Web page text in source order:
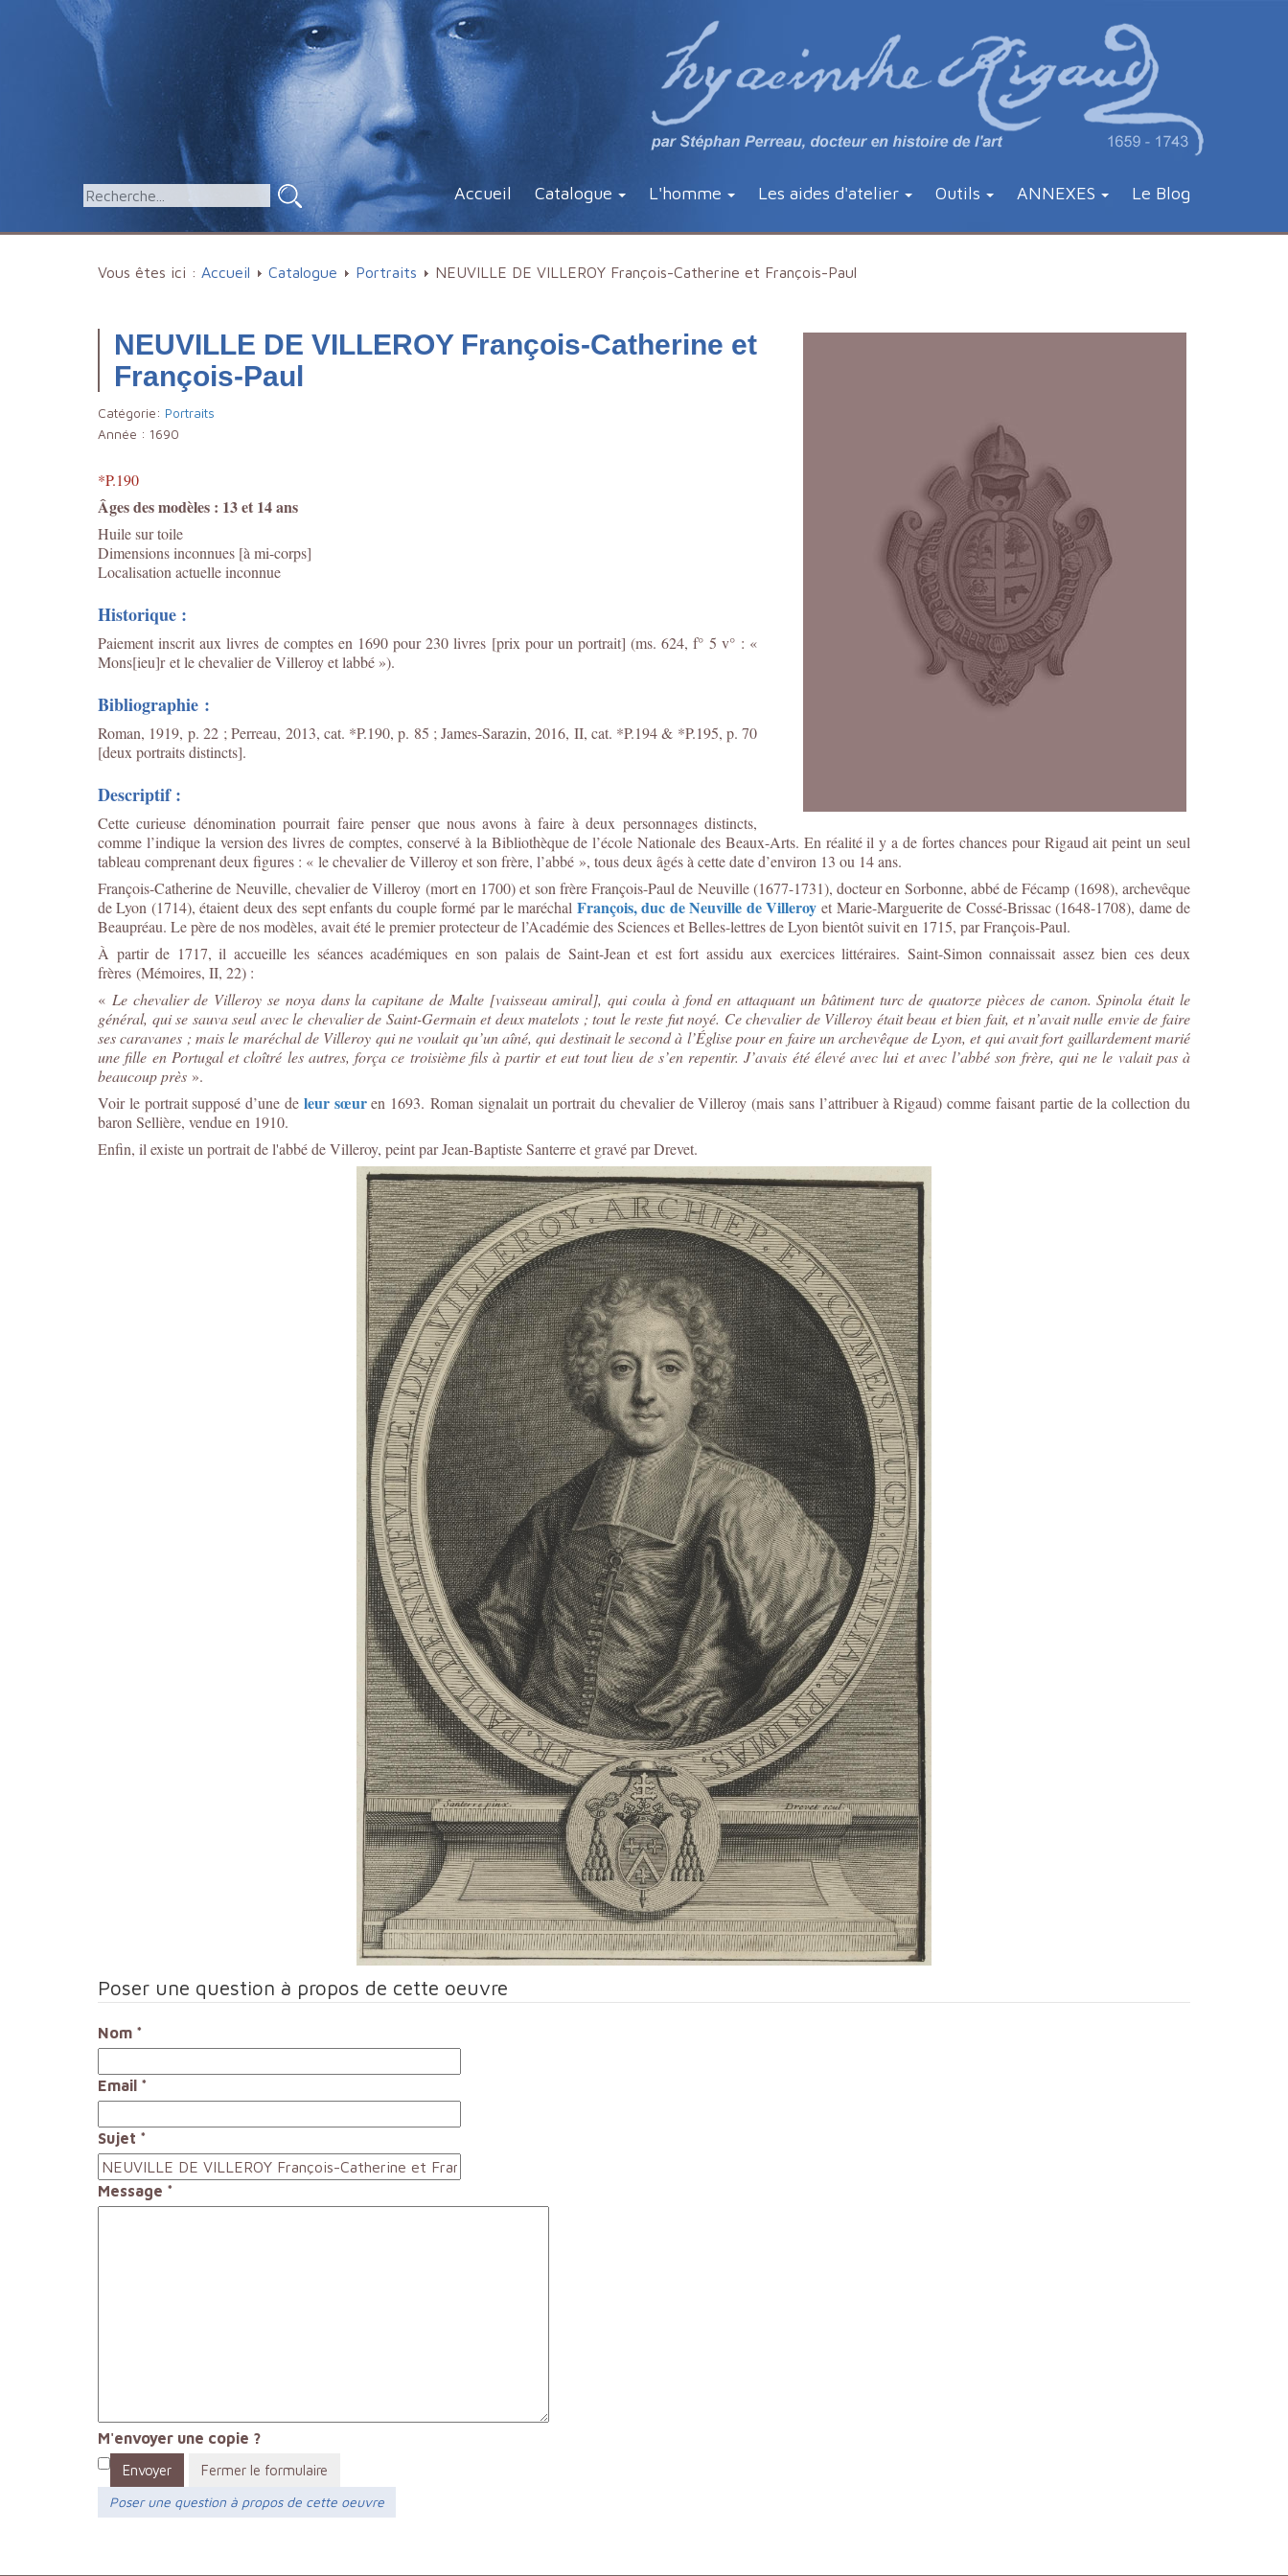
Accueil Catalogue L'homme Les aides d'atelier Outils ANNEXES Le Blog
Vous êtes ici : Accueil Catalogue Portraits NEUVILLE DE VILLEROY François-Catherine et François-Paul
NEUVILLE DE VILLEROY François-Catherine et
François-Paul
Catégorie: Portraits
Année : 1690
*P.190
Âges des modèles : 13 et 14 ans
Huile sur toile
Dimensions inconnues [à mi-corps]
Localisation actuelle inconnue
Historique :
Paiement inscrit aux livres de comptes en 1690 pour 230 livres [prix pour un portrait] (ms. 624, f° 5 v° : «
Mons[ieu]r et le chevalier de Villeroy et labbé »).
Bibliographie :
Roman, 1919, p. 22 ; Perreau, 2013, cat. *P.190, p. 85 ; James-Sarazin, 2016, II, cat. *P.194 & *P.195, p. 70
[deux portraits distincts].
Descriptif :
Cette curieuse dénomination pourrait faire penser que nous avons à faire à deux personnages distincts,
comme l’indique la version des livres de comptes, conservé à la Bibliothèque de l’école Nationale des Beaux-Arts. En réalité il y a de fortes chances pour Rigaud ait peint un seul
tableau comprenant deux figures : « le chevalier de Villeroy et son frère, l’abbé », tous deux âgés à cette date d’environ 13 ou 14 ans.
François-Catherine de Neuville, chevalier de Villeroy (mort en 1700) et son frère François-Paul de Neuville (1677-1731), docteur en Sorbonne, abbé de Fécamp (1698), archevêque
de Lyon (1714), étaient deux des sept enfants du couple formé par le maréchal François, duc de Neuville de Villeroy et Marie-Marguerite de Cossé-Brissac (1648-1708), dame de
Beaupréau. Le père de nos modèles, avait été le premier protecteur de l’Académie des Sciences et Belles-lettres de Lyon bientôt suivit en 1715, par François-Paul.
À partir de 1717, il accueille les séances académiques en son palais de Saint-Jean et est fort assidu aux exercices littéraires. Saint-Simon connaissait assez bien ces deux
frères (Mémoires, II, 22) :
« Le chevalier de Villeroy se noya dans la capitane de Malte [vaisseau amiral], qui coula à fond en attaquant un bâtiment turc de quatorze pièces de canon. Spinola était le
général, qui se sauva seul avec le chevalier de Saint-Germain et deux matelots ; tout le reste fut noyé. Ce chevalier de Villeroy était beau et bien fait, et n’avait nulle envie de faire
ses caravanes ; mais le maréchal de Villeroy qui ne voulait qu’un aîné, qui destinait le second à l’Église pour en faire un archevêque de Lyon, et qui avait fort gaillardement marié
une fille en Portugal et cloîtré les autres, força ce troisième fils à partir et eut tout lieu de s’en repentir. J’avais été élevé avec lui et avec l’abbé son frère, qui ne le valait pas à
beaucoup près ».
Voir le portrait supposé d’une de leur sœuren 1693. Roman signalait un portrait du chevalier de Villeroy (mais sans l’attribuer à Rigaud) comme faisant partie de la collection du
baron Sellière, vendue en 1910.
Enfin, il existe un portrait de l'abbé de Villeroy, peint par Jean-Baptiste Santerre et gravé par Drevet.
Poser une question à propos de cette oeuvre
Nom *
Email *
Sujet *
Message *
M'envoyer une copie ?
Envoyer
Fermer le formulaire
Poser une question à propos de cette oeuvre